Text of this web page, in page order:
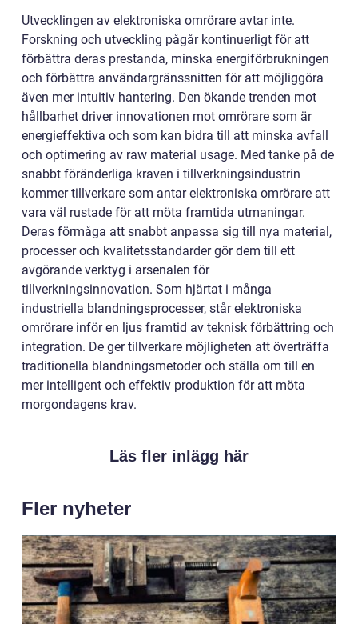
Utvecklingen av elektroniska omrörare avtar inte.
Forskning och utveckling pågår kontinuerligt för att
förbättra deras prestanda, minska energiförbrukningen
och förbättra användargränssnitten för att möjliggöra
även mer intuitiv hantering. Den ökande trenden mot
hållbarhet driver innovationen mot omrörare som är
energieffektiva och som kan bidra till att minska avfall
och optimering av raw material usage. Med tanke på de
snabbt föränderliga kraven i tillverkningsindustrin
kommer tillverkare som antar elektroniska omrörare att
vara väl rustade för att möta framtida utmaningar.
Deras förmåga att snabbt anpassa sig till nya material,
processer och kvalitetsstandarder gör dem till ett
avgörande verktyg i arsenalen för
tillverkningsinnovation. Som hjärtat i många
industriella blandningsprocesser, står elektroniska
omrörare inför en ljus framtid av teknisk förbättring och
integration. De ger tillverkare möjligheten att överträffa
traditionella blandningsmetoder och ställa om till en
mer intelligent och effektiv produktion för att möta
morgondagens krav.
Läs fler inlägg här
Fler nyheter